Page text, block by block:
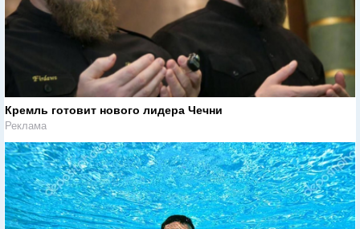
Кремль готовит нового лидера Чечни
Реклама